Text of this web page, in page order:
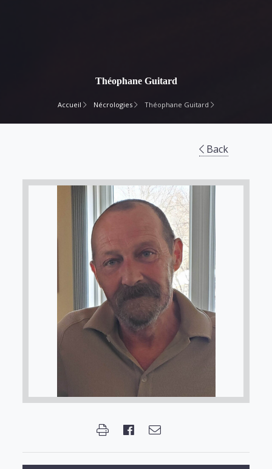
Théophane Guitard
Accueil Nécrologies Théophane Guitard
Back